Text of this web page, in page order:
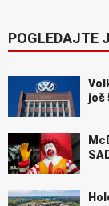
POGLEDAJTE
još